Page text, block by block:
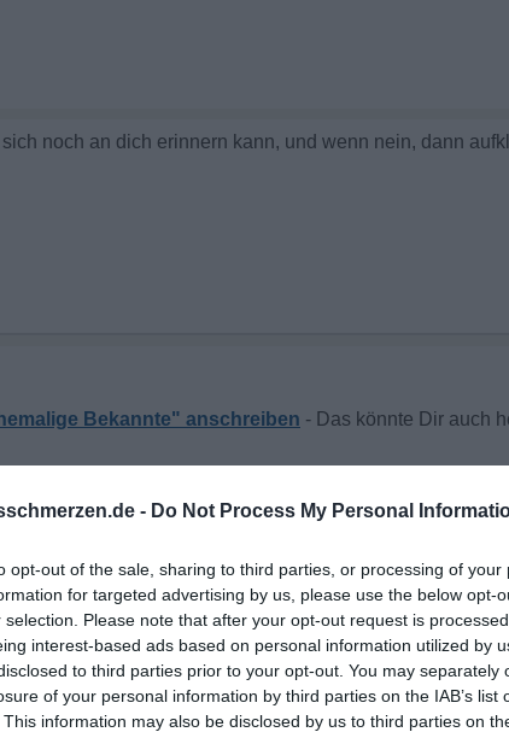
- Do Not Process My Personal
opt-out of the sale, sharing to third parties, or processing of your
for targeted advertising by us, please use the below opt-
selection. Please note that after your opt-out request is
interest-based ads based on personal information utilized by
to third parties prior to your opt-out. You may separately
of your personal information by third parties on the IAB’s list
information may also be disclosed by us to third parties on
noch an dich erinnern kann, und wenn nein, dann
Bekannte" anschreiben
ich sagen, dass die Chancen besser mit jemanden
es schon mal schief gegangen ist - es sei denn man